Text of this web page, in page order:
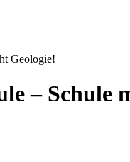
Geologie!
– Schule